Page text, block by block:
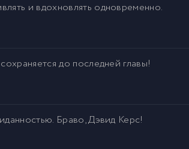
и вдохновлять одновременно.
до последней главы!
Браво, Дэвид Керс!